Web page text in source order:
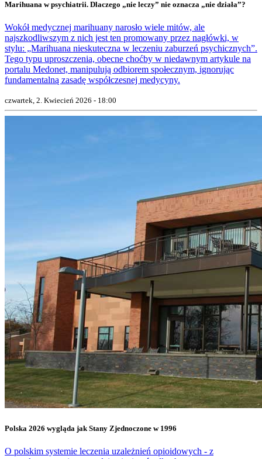
Marihuana w psychiatrii. Dlaczego „nie leczy” nie oznacza „nie działa”?
Wokół medycznej marihuany narosło wiele mitów, ale
najszkodliwszym z nich jest ten promowany przez nagłówki, w
stylu: „Marihuana nieskuteczna w leczeniu zaburzeń psychicznych”.
Tego typu uproszczenia, obecne choćby w niedawnym artykule na
portalu Medonet, manipulują odbiorem społecznym, ignorując
fundamentalną zasadę współczesnej medycyny.
czwartek, 2. Kwiecień 2026 - 18:00
Polska 2026 wygląda jak Stany Zjednoczone w 1996
O polskim systemie leczenia uzależnień opioidowych - z